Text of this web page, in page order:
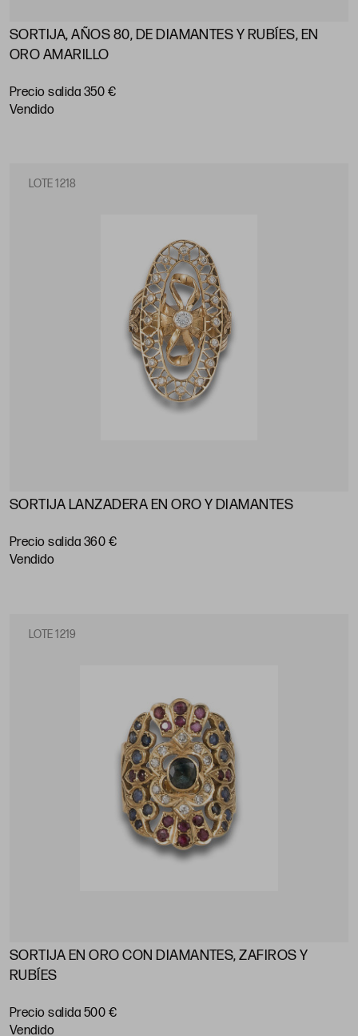
SORTIJA, AÑOS 80, DE DIAMANTES Y RUBÍES, EN
ORO AMARILLO
Precio salida 350 €
vendido
LOTE 1218
SORTIJA LANZADERA EN ORO Y DIAMANTES
Precio salida 360 €
vendido
LOTE 1219
SORTIJA EN ORO CON DIAMANTES, ZAFIROS Y
RUBÍES
Precio salida 500 €
vendido